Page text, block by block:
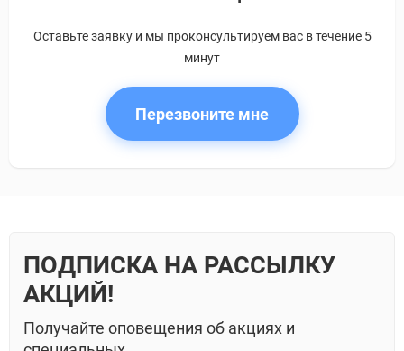
Оставьте заявку и мы проконсультируем вас в течение 5
минут
Перезвоните мне
ПОДПИСКА НА РАССЫЛКУ
АКЦИЙ!
Получайте оповещения об акциях и